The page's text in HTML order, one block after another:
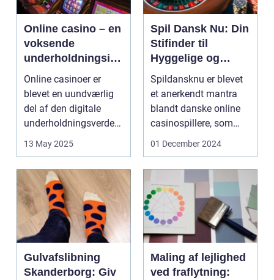
Online casino – en
voksende
underholdningsind
ustri
Online casinoer er
blevet en uundværlig
del af den digitale
underholdningsverden.
Med den stad...
13 May 2025
Spil Dansk Nu: Din
Stifinder til
Hyggelige og
Underholdende
Online Casinoer
Spildansknu er blevet
et anerkendt mantra
blandt danske online
casinospillere, som
søger unde...
01 December 2024
Gulvafslibning
Skanderborg: Giv
Maling af lejlighed
ved fraflytning: